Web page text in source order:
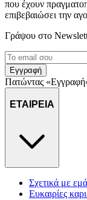
που έχουν
επιβεβαιώσει την
Γράψου στο
Εγγραφή
Πατώντας
ΕΤΑΙΡΕΙΑ
Σχετικά με
Ευκαιρίες